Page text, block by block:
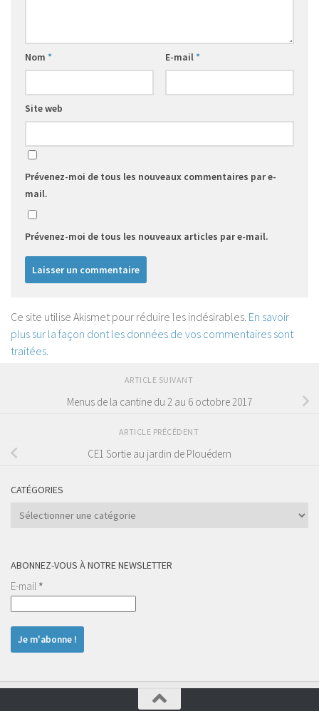
Nom * E-mail*
Site web
Prévenez-moi de tous les nouveaux commentaires par e-
mail.
Prévenez-moi de tous les nouveaux articles par e-mail.
Ce site utilise Akismet pour réduire les indésirables. En savoir
plus sur la façon dont les données de vos commentaires sont
traitées
ARTICLE SUIVANT
Menus de la cantine du 2 au 6 octobre 2017
ARTICLE PRÉCÉDENT
CE1 Sortie au jardin de Plouédern
CATÉGORIES
Catégories
ABONNEZ-VOUS À NOTRE NEWSLETTER
E-mail *